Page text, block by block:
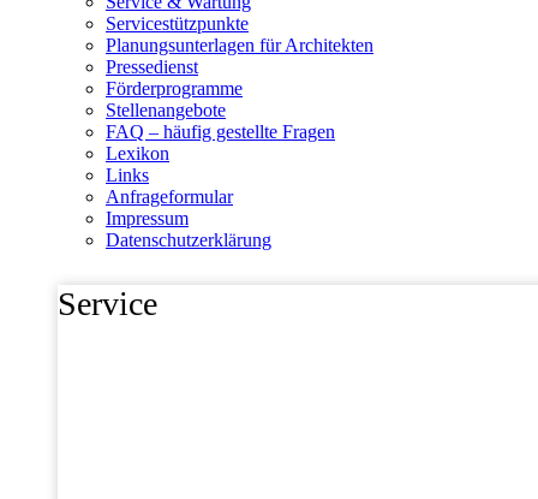
Servicestützpunkte
Planungsunterlagen für Architekten
Pressedienst
Förderprogramme
Stellenangebote
FAQ – häufig gestellte Fragen
Lexikon
Links
Anfrageformular
Impressum
Datenschutzerklärung
Service